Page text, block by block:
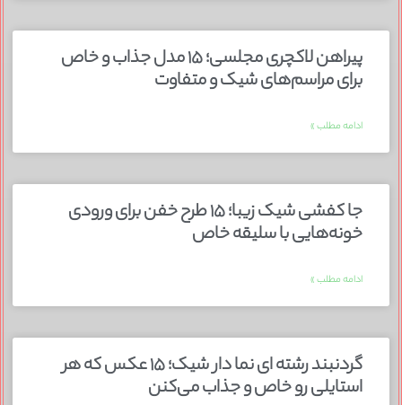
پیراهن لاکچری مجلسی؛ ۱۵ مدل جذاب و خاص
برای مراسم‌های شیک و متفاوت
ادامه مطلب »
جا کفشی شیک زیبا؛ ۱۵ طرح خفن برای ورودی
خونه‌هایی با سلیقه خاص
ادامه مطلب »
گردنبند رشته ای نما دار شیک؛ ۱۵ عکس که هر
استایلی رو خاص و جذاب می‌کنن